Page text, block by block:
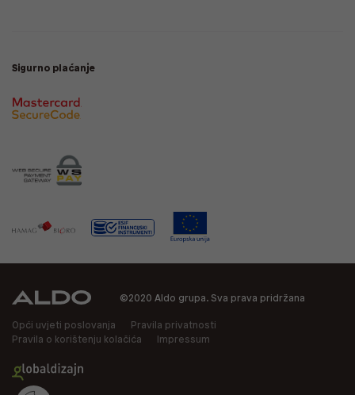
Sigurno plaćanje
©2020 Aldo grupa. Sva prava pridržana
Opći uvjeti poslovanja
Pravila privatnosti
Pravila o korištenju kolačića
Impressum